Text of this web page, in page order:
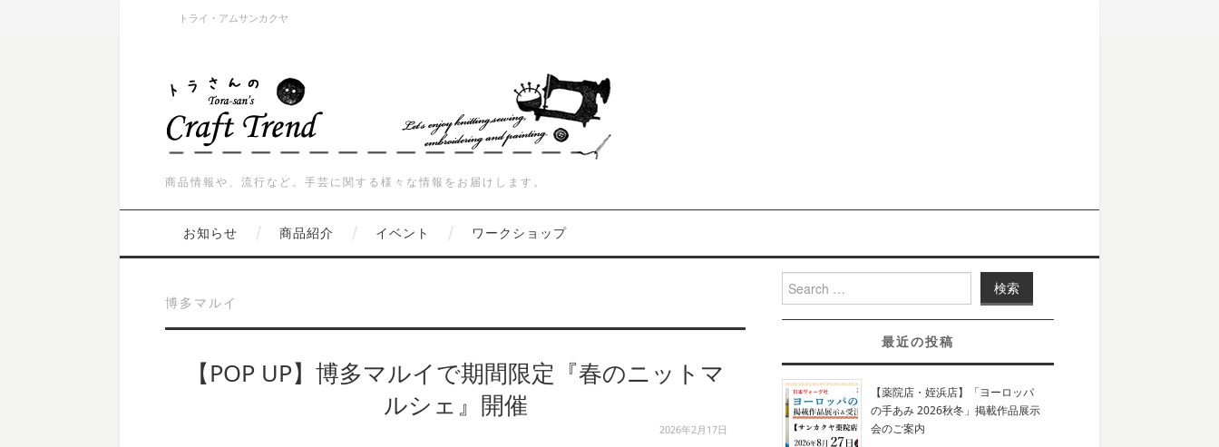
トライ・アムサンカクヤ
商品情報や、流行など。手芸に関する様々な情報をお届けします。
お知らせ 商品紹介 イベント ワークショップ
博多マルイ
【POP UP】博多マルイで期間限定『春のニットマ
ルシェ』開催
2026年2月17日
Search for:
最近の投稿
【薬院店・姪浜店】「ヨーロッパ
の手あみ 2026秋冬」掲載作品展示
会のご案内